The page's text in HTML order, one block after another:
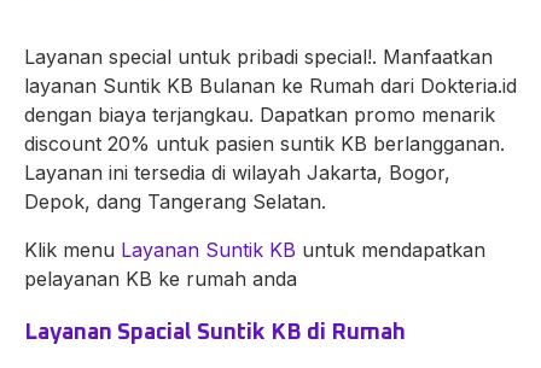
Layanan special untuk pribadi special!. Manfaatkan
layanan Suntik KB Bulanan ke Rumah dari Dokteria.id
dengan biaya terjangkau. Dapatkan promo menarik
discount 20% untuk pasien suntik KB berlangganan.
Layanan ini tersedia di wilayah Jakarta, Bogor,
Depok, dang Tangerang Selatan.
Klik menu Layanan Suntik KB untuk mendapatkan
pelayanan KB ke rumah anda
Layanan Spacial Suntik KB di Rumah